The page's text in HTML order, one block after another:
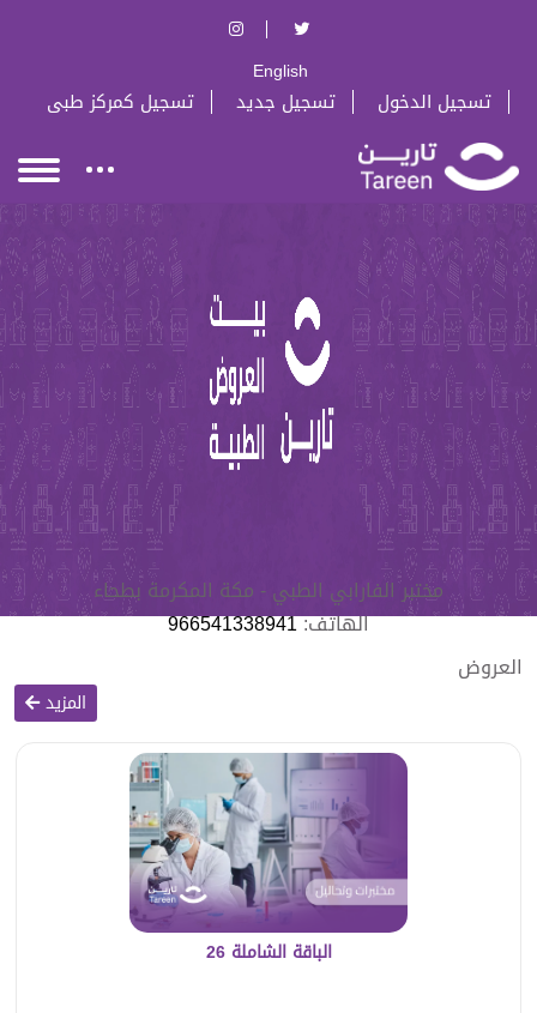
English
تسجيل الدخول تسجيل جديد تسجيل كمركز طبى
مختبر الفارابي الطبي - مكة المكرمة بطحاء
الهاتف:966541338941
العروض
المزيد
الباقة الشاملة 26